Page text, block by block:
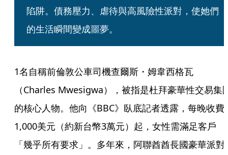
陷阱。債務壓力、虐待與高風險性派對，使她們
的生活瞬間變成噩夢。
1名自稱前倫敦公車司機查爾斯・姆韋西格瓦
（Charles Mwesigwa），被指是杜拜豪華性交易集
的核心人物。他向《BBC》臥底記者透露，每晚收費
1,000美元（約新台幣3萬元）起，女性需滿足客戶
「幾乎所有要求」。多年來，阿聯酋酋長國豪華派對